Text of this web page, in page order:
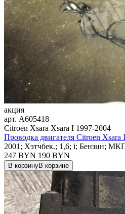
акция
арт. A605418
Citroen Xsara Xsara I 1997-2004
Проводка двигателя Citroen Xsara
2001; Хэтчбек.; 1,6; i; Бензин;
247 BYN 190 BYN
В корзинуВ корзине